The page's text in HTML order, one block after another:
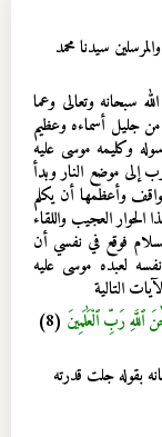
سيدنا محمد
سبحانه وتعالى وعما
جليل أسماءه وعظيم
وكليمه موسى عليه
إلى موضع النار وبدأ
وأعظمها أن يكلم
العجيب واللقاء
فوقع في نفسي أن
لعبده موسى عليه
التالية
رَبِّ ٱلْعَٰلَمِينَ (8)
بقوله جلت قدرته